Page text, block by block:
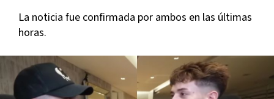
La noticia fue confirmada por ambos en las últimas
horas.